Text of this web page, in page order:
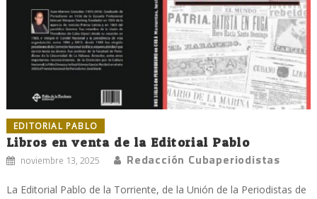
EDITORIAL PABLO
Libros en venta de la Editorial Pablo
noviembre 13, 2025 Redacción Cubaperiodistas
La Editorial Pablo de la Torriente, de la Unión de la Periodistas de